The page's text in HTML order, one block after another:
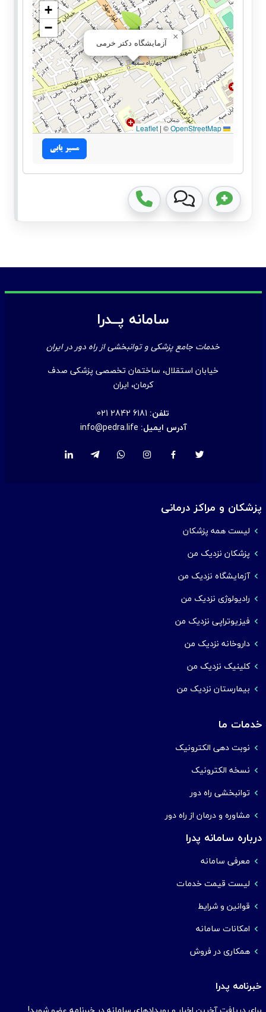
آزمایشگاه دکتر خرمی
×
+
−
| ©OpenStreetMap
مسیر یابی
سامانه پــدرا
خدمات جامع پزشکی و توانبخشی از راه دور در ایران
خیابان استقلال، ساختمان تخصصی پزشکی صدف
کرمان، ایران
تلفن: 021 2842 6181
آدرس ایمیل: info@pedra.life
پزشکان و مراکز درمانی
لیست همه پزشکان
پزشکان نزدیک من
آزمایشگاه نزدیک من
رادیولوژی نزدیک من
فیزیوتراپی نزدیک من
داروخانه نزدیک من
کلینیک نزدیک من
بیمارستان نزدیک من
خدمات ما
نوبت دهی الکترونیک
نسخه الکترونیک
توانبخشی راه دور
مشاوره و درمان از راه دور
درباره سامانه پدرا
معرفی سامانه
لیست قیمت خدمات
قوانین و شرایط
امکانات سامانه
همکاری در فروش
خبرنامه پدرا